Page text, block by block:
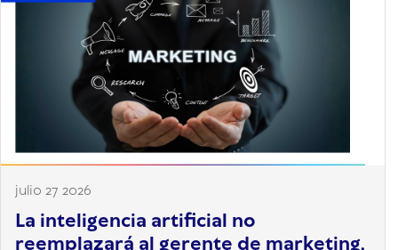
julio 27 2026
La inteligencia artificial no
reemplazará al gerente de marketing,